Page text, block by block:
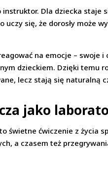
instruktor. Dla dziecka staje
uczy się, że dorosły może
na emocje – swoje
dzieckiem. Dzięki temu
lecz stają się naturalną
jako
świetne ćwiczenie z życia
a czasem też